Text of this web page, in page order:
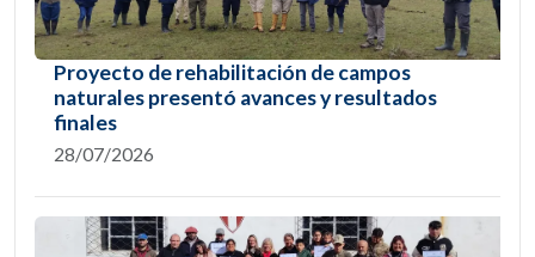
Proyecto de rehabilitación de campos
naturales presentó avances y resultados
finales
28/07/2026